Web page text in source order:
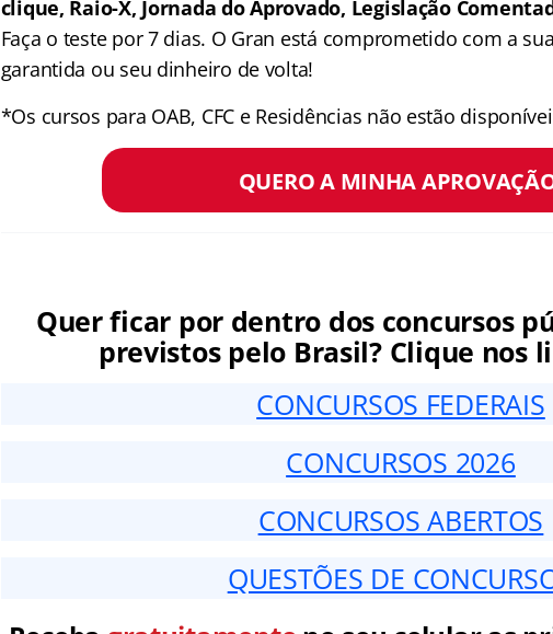
clique, Raio-X, Jornada do Aprovado, Legislação
Faça o teste por 7 dias. O Gran está comprometido com a
garantida ou seu dinheiro de volta!
*Os cursos para OAB, CFC e Residências não estão
QUERO A MINHA
Quer ficar por dentro dos concursos
previstos pelo Brasil? Clique nos
CONCURSOS FEDERAIS
CONCURSOS 2026
CONCURSOS ABERTOS
QUESTÕES DE